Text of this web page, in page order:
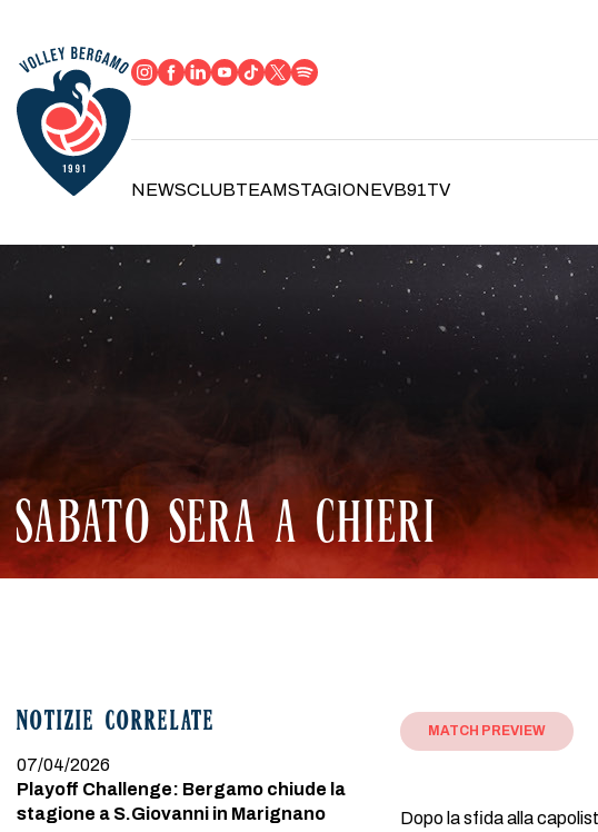
NEWSCLUBTEAMSTAGIONEVB91TV
SABATO SERA A CHIERI
NOTIZIE CORRELATE
07/04/2026
Playoff Challenge: Bergamo chiude la
stagione a S.Giovanni in Marignano
MATCH PREVIEW
Dopo la sfida alla